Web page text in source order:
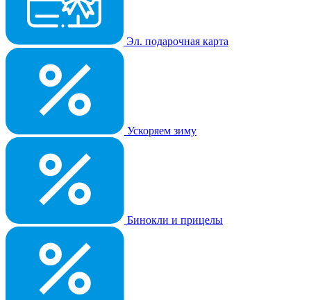
Эл. подарочная карта
Ускоряем зиму
Бинокли и прицелы